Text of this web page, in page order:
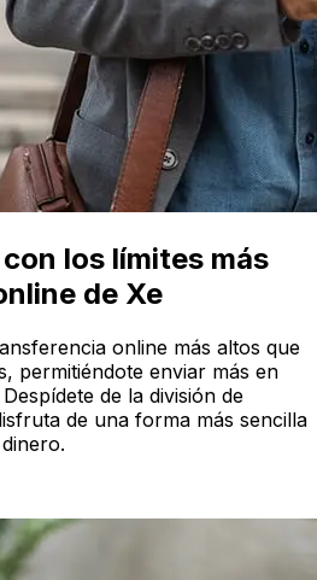
los límites más
de Xe
online más altos que
permitiéndote enviar más en
de la división de
de una forma más sencilla